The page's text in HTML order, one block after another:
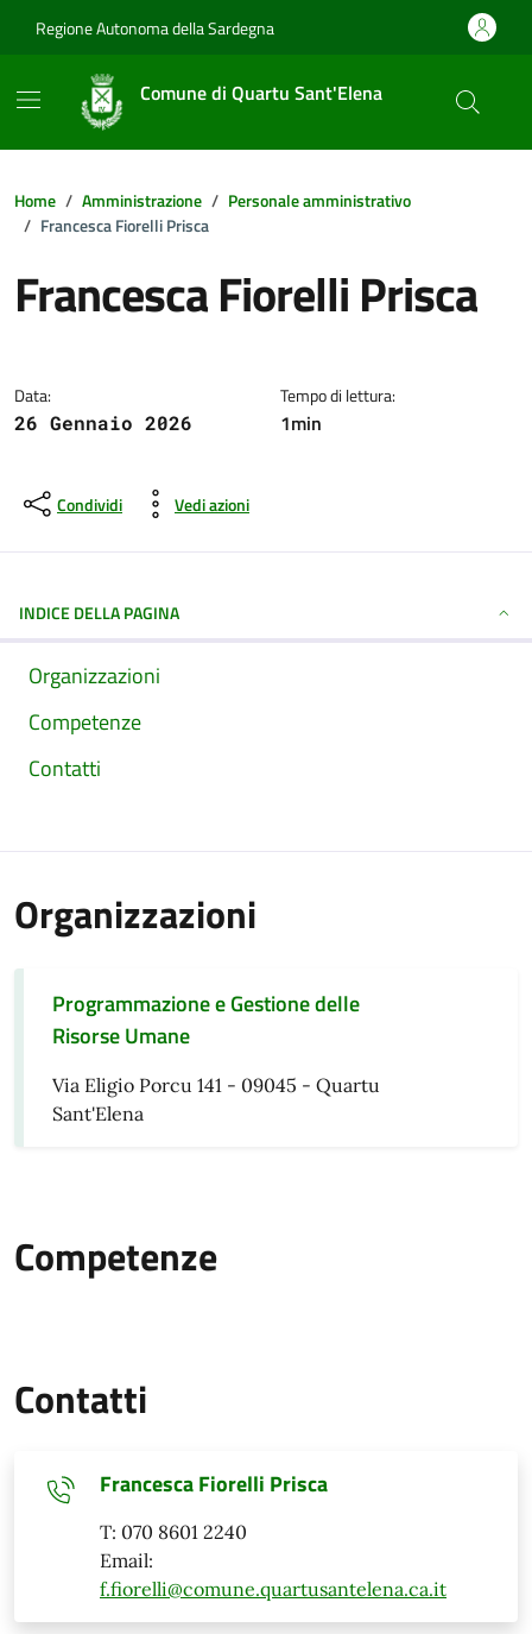
Regione Autonoma della Sardegna
Comune di Quartu Sant'Elena
Home Amministrazione
Personale amministrativo
Francesca Fiorelli Prisca
Francesca Fiorelli Prisca
Data:
26 Gennaio 2026
Tempo di lettura:
1min
Condividi Vedi azioni
INDICE DELLA PAGINA
Organizzazioni
Competenze
Contatti
Organizzazioni
Programmazione e Gestione delle
Risorse Umane
Via Eligio Porcu 141 - 09045 - Quartu
Sant'Elena
Competenze
Contatti
Francesca Fiorelli Prisca
T: 070 8601 2240
Email:
f.fiorelli@comune.quartusantelena.ca.it